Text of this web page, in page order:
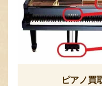
ピアノ買